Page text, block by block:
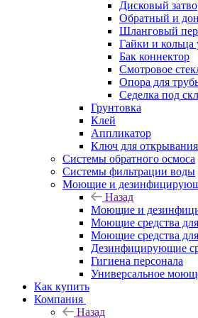
Дисковый
Обратный и
Шланговый
Гайки и кольца
Бак коннектор
Смотровое
Опора для
Седелка под
Грунтовка
Клей
Аппликатор
Ключ для
Системы обратного осмоса
Системы фильтрации воды
Моющие и
Назад
Моющие и
Моющие средства
Моющие средства
Дезинфицирующие
Гигиена персонала
Универсальное
Как купить
Компания
Назад